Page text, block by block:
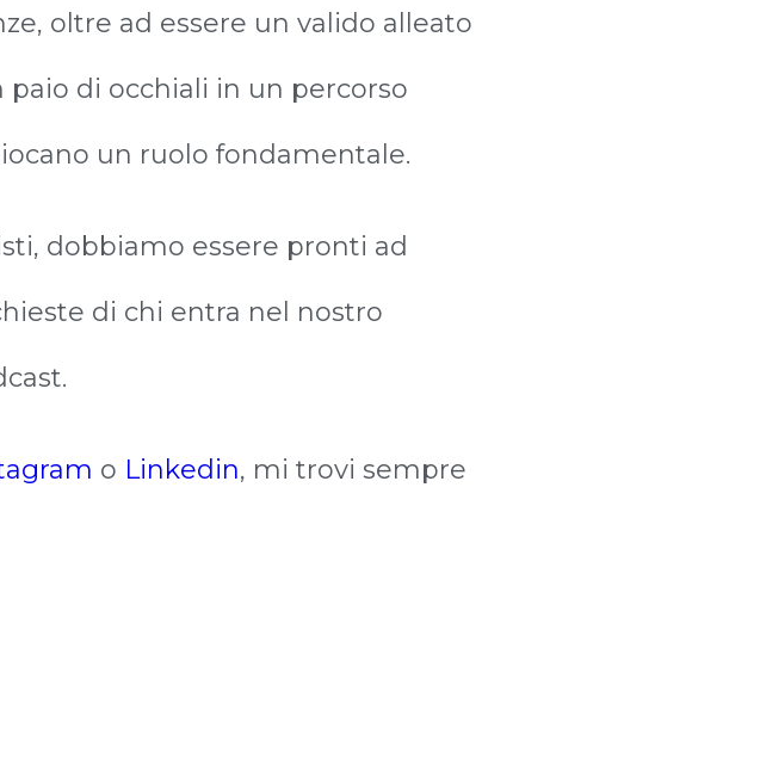
oltre ad essere un valido alleato
paio di occhiali in un percorso
un ruolo fondamentale.
dobbiamo essere pronti ad
di chi entra nel nostro
o Linkedin, mi trovi sempre